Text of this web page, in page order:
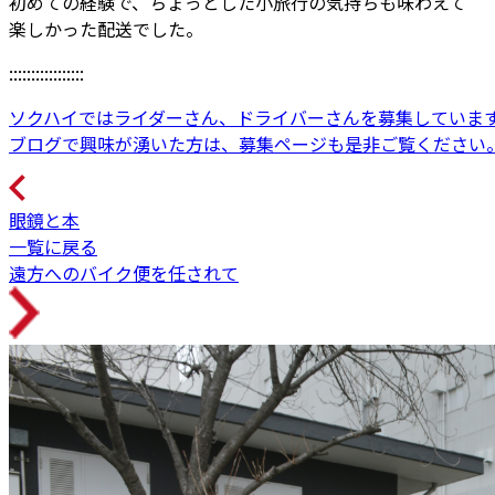
楽しかった配送でした。
:::::::::::::::::
ソクハイではライダーさん、ドライバーさんを募集していま
ブログで興味が湧いた方は、募集ページも是非ご覧ください
眼鏡と本
一覧に戻る
遠方へのバイク便を任されて